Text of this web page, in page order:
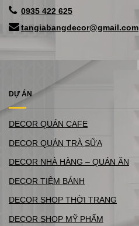
0935 422 625
tangiabangdecor@gmail.com
DỰ ÁN
DECOR QUÁN CAFE
DECOR QUÁN TRÀ SỮA
DECOR NHÀ HÀNG – QUÁN ĂN
DECOR TIỆM BÁNH
DECOR SHOP THỜI TRANG
DECOR SHOP MỸ PHẨM